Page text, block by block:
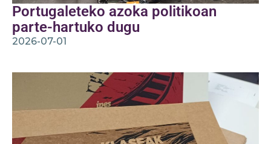
Portugaleteko azoka politikoan
parte-hartuko dugu
2026-07-01